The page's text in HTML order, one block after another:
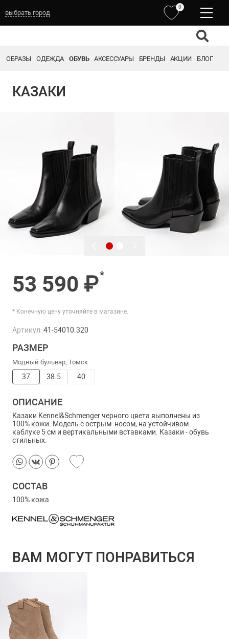
выбрать город
0
ОБРАЗЫ ОДЕЖДА ОБУВЬ АКСЕССУАРЫ БРЕНДЫ АКЦИИ БЛОГ
КАЗАКИ
53 590 ₽*
* Конечную цену уточняйте в магазине.
Артикул:41-54010.320
РАЗМЕР
Модный бульвар, Томск
37 38.5 40
ОПИСАНИЕ
Казаки Kennel&Schmenger черного цвета выполнены из
100% кожи. Модель с острым носом, на устойчивом
каблуке 5 см и вертикальными вставками. Казаки - обувь
стильных.
СОСТАВ
100% кожа
ВАМ МОГУТ ПОНРАВИТЬСЯ